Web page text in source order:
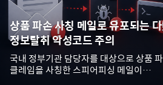
상품 파손 사칭 메일로 유포되는
정보탈취 악성코드 주의
국내 정부기관 담당자를 대상으로 상품
클레임을 사칭한 스피어피싱 메일이